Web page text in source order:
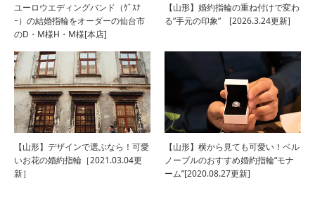
ユーロウエディングバンド（ｹﾞｽﾅ
ｰ）の結婚指輪をオーダーの仙台市
のD・M様H・M様[本店]
【山形】婚約指輪の重ね付けで変わ
る”手元の印象” [2026.3.24更新]
【山形】デザインで選ぶなら！可愛
いお花の婚約指輪［2021.03.04更
新］
【山形】横から見ても可愛い！ベル
ノーブルのおすすめ婚約指輪“モナ
ーム”[2020.08.27更新]